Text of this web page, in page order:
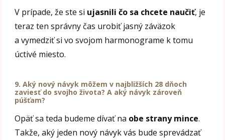
V prípade, že ste si ujasnili čo sa chcete naučiť, je
teraz ten správny čas urobiť jasný záväzok
a vymedziť si vo svojom harmonograme k tomu
úctivé miesto.
9.Aký nový návyk môžem v najbližších 28 dňoch
zaviesť do svojho života? A aký návyk zároveň
púšťam?
Opäť sa teda budeme dívať na obe strany mince.
Takže, aký jeden nový návyk vás bude sprevádzať